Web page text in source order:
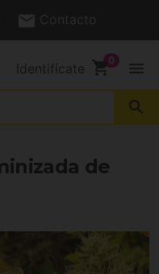
Contacto
Identifícate shopping_cart menu
search
de